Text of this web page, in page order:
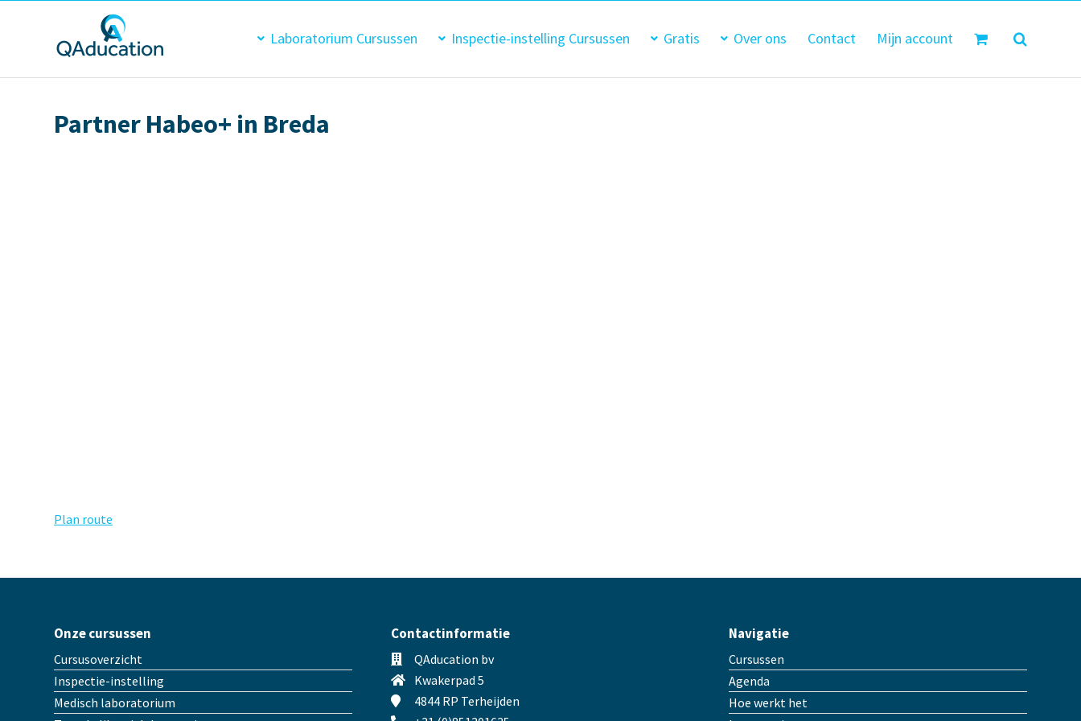
Laboratorium Cursussen Inspectie-instelling Cursussen Gratis Over ons Contact Mijn account
Partner Habeo+ in Breda
Plan route
Onze cursussen
Cursusoverzicht
Inspectie-instelling
Medisch laboratorium
Contactinformatie
QAducation bv
Kwakerpad 5
4844 RP Terheijden
Navigatie
Cursussen
Agenda
Hoe werkt het